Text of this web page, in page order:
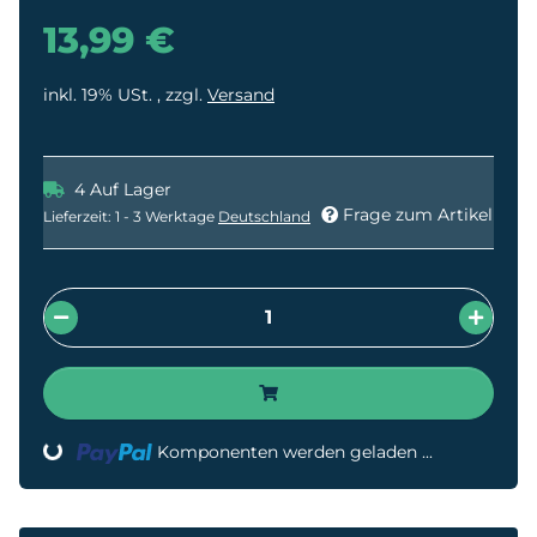
13,99 €
inkl. 19% USt. , zzgl. Versand
4 Auf Lager
Lieferzeit: 1 - 3 Werktage Deutschland Frage zum Artikel
Komponenten werden geladen ...